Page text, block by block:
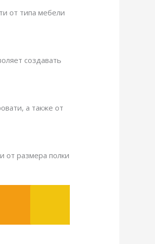
от типа мебели
создавать
а также от
от размера полки